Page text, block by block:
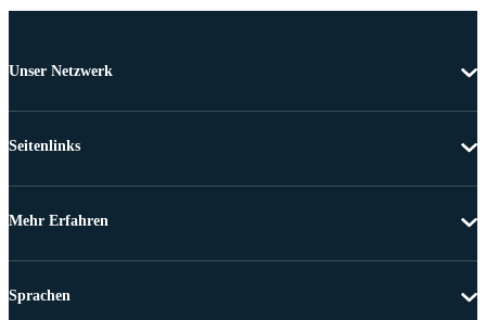
Unser Netzwerk
Seitenlinks
Mehr Erfahren
Sprachen